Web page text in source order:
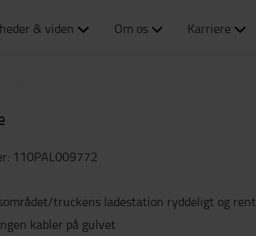
& viden Om os Karriere
: 110PAL009772
truckens ladestation ryddeligt og rent
kabler på gulvet